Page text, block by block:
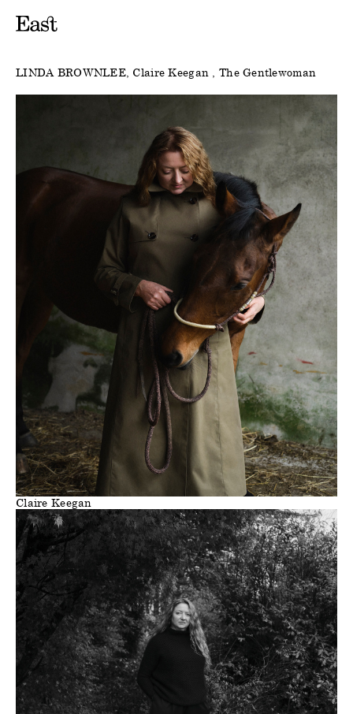
LINDA BROWNLEE Claire Keegan The Gentlewoman
Claire Keegan